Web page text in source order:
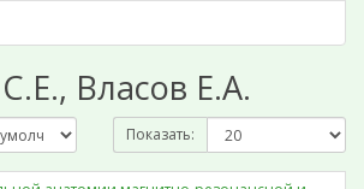
Власов Е.А.
Показать: